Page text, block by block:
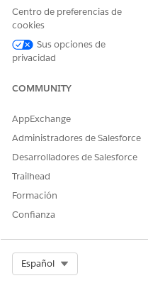
requieren acceso.
Realización manual
Este proceso de servicio
para incluir lógica
Integración
Esta plantilla no incluye
para admisión o realización.
captura y se realiza la
¿RESOLVIÓ ESTE
¡Háganos saber
Centro de preferencias de
cookies
Sus opciones de
privacidad
COMMUNITY
AppExchange
Administradores de Salesforce
Desarrolladores de Salesforce
Trailhead
Formación
Confianza
Español